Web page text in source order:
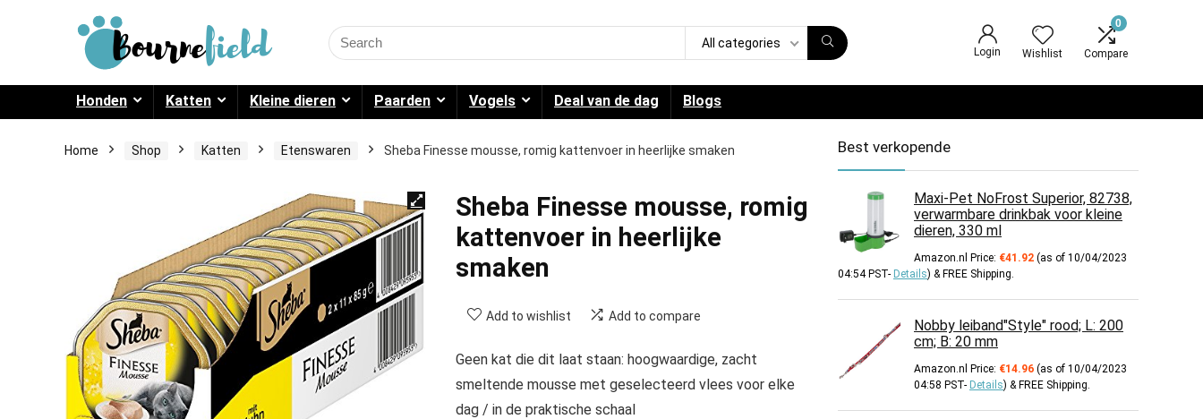
Search
for:
All categories
Login Wishlist
0
Compare
Honden Katten Kleine dieren Paarden Vogels Deal van de dag Blogs
Home Shop Katten Etenswaren Sheba Finesse mousse, romig kattenvoer in heerlijke smaken
Sheba Finesse mousse, romig
kattenvoer in heerlijke
smaken
Add to wishlist Add to compare
Geen kat die dit laat staan: hoogwaardige, zacht
smeltende mousse met geselecteerd vlees voor elke
dag / in de praktische schaal
Best verkopende
Maxi-Pet NoFrost Superior, 82738,
verwarmbare drinkbak voor kleine
dieren, 330 ml
Amazon.nl Price: €41.92 (as of 10/04/2023
04:54 PST- Details) & FREE Shipping.
Nobby leiband"Style" rood; L: 200
cm; B: 20 mm
Amazon.nl Price: €14.96 (as of 10/04/2023
04:58 PST- Details) & FREE Shipping.